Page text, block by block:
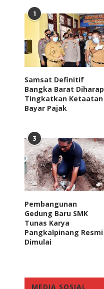
May 9, 2022
1
Samsat Definitif
Bangka Barat Diharap
Tingkatkan Ketaatan
Bayar Pajak
3
Pembangunan
Gedung Baru SMK
Tunas Karya
Pangkalpinang Resmi
Dimulai
MEDIA SOSIAL